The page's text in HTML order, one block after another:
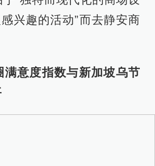
兴趣的活动”而去静安商
满意度指数与新加坡乌节